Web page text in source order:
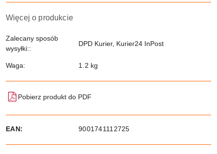
Więcej o produkcie
Zalecany sposób
wysyłki::
DPD Kurier, Kurier24 InPost
Waga: 1.2 kg
Pobierz produkt do PDF
EAN: 9001741112725